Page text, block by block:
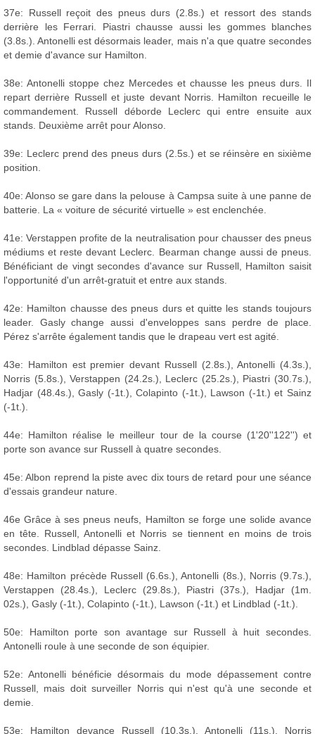
37e: Russell reçoit des pneus durs (2.8s.) et ressort des stands
derrière les Ferrari. Piastri chausse aussi les gommes blanches
(3.8s.). Antonelli est désormais leader, mais n'a que quatre secondes
et demie d'avance sur Hamilton.
38e: Antonelli stoppe chez Mercedes et chausse les pneus durs. Il
repart derrière Russell et juste devant Norris. Hamilton recueille le
commandement. Russell déborde Leclerc qui entre ensuite aux
stands. Deuxième arrêt pour Alonso.
39e: Leclerc prend des pneus durs (2.5s.) et se réinsère en sixième
position.
40e: Alonso se gare dans la pelouse à Campsa suite à une panne de
batterie. La « voiture de sécurité virtuelle » est enclenchée.
41e: Verstappen profite de la neutralisation pour chausser des pneus
médiums et reste devant Leclerc. Bearman change aussi de pneus.
Bénéficiant de vingt secondes d'avance sur Russell, Hamilton saisit
l'opportunité d'un arrêt-gratuit et entre aux stands.
42e: Hamilton chausse des pneus durs et quitte les stands toujours
leader. Gasly change aussi d'enveloppes sans perdre de place.
Pérez s'arrête également tandis que le drapeau vert est agité.
43e: Hamilton est premier devant Russell (2.8s.), Antonelli (4.3s.),
Norris (5.8s.), Verstappen (24.2s.), Leclerc (25.2s.), Piastri (30.7s.),
Hadjar (48.4s.), Gasly (-1t.), Colapinto (-1t.), Lawson (-1t.) et Sainz
(-1t.).
44e: Hamilton réalise le meilleur tour de la course (1'20''122'') et
porte son avance sur Russell à quatre secondes.
45e: Albon reprend la piste avec dix tours de retard pour une séance
d'essais grandeur nature.
46e Grâce à ses pneus neufs, Hamilton se forge une solide avance
en tête. Russell, Antonelli et Norris se tiennent en moins de trois
secondes. Lindblad dépasse Sainz.
48e: Hamilton précède Russell (6.6s.), Antonelli (8s.), Norris (9.7s.),
Verstappen (28.4s.), Leclerc (29.8s.), Piastri (37s.), Hadjar (1m.
02s.), Gasly (-1t.), Colapinto (-1t.), Lawson (-1t.) et Lindblad (-1t.).
50e: Hamilton porte son avantage sur Russell à huit secondes.
Antonelli roule à une seconde de son équipier.
52e: Antonelli bénéficie désormais du mode dépassement contre
Russell, mais doit surveiller Norris qui n'est qu'à une seconde et
demie.
53e: Hamilton devance Russell (10.3s.), Antonelli (11s.), Norris